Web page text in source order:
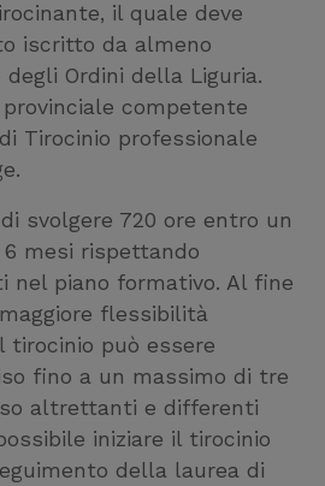
il quale deve
iscritto da almeno
Ordini della Liguria.
provinciale competente
Tirocinio professionale
svolgere 720 ore entro un
mesi rispettando
nel piano formativo. Al fine
flessibilità
tirocinio può essere
fino a un massimo di tre
altrettanti e differenti
iniziare il tirocinio
della laurea di